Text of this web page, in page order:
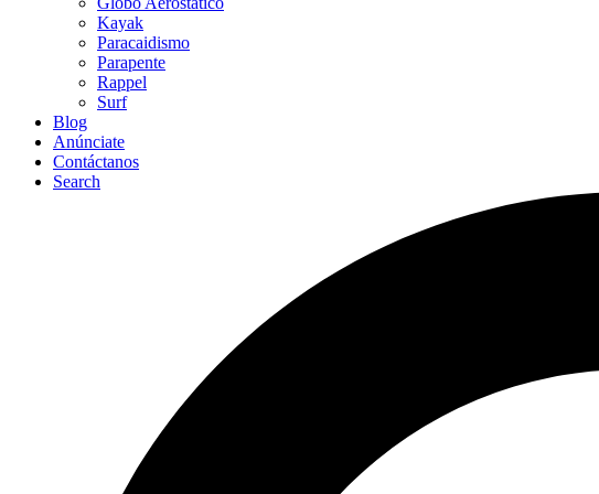
Kayak
Paracaidismo
Parapente
Rappel
Surf
Blog
Anúnciate
Contáctanos
Search